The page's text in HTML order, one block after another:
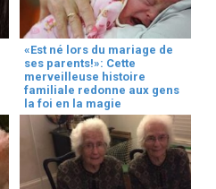
«Est né lors du mariage de
ses parents!»: Cette
merveilleuse histoire
familiale redonne aux gens
la foi en la magie